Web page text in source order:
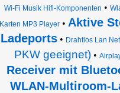
Wi-Fi Musik Hifi-Komponenten •
Karten MP3 Player• Aktive
Ladeports • Drahtlos Lan
PKW geeignet) •
Receiver mit
WLAN-Multiroom-